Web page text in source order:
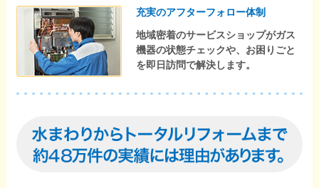
充実のアフターフォロー体制
地域密着のサービスショップがガス
機器の状態チェックや、お困りごと
を即日訪問で解決します。